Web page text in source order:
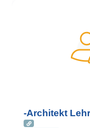
-Architekt